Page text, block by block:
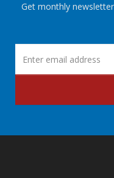
Get monthly